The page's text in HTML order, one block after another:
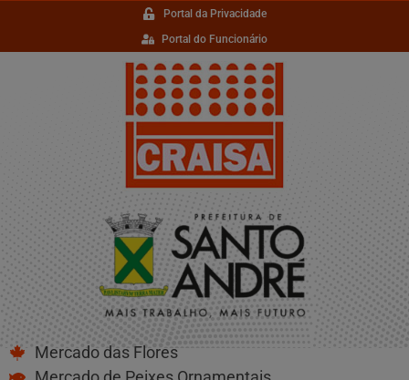
Portal da Privacidade
Portal do Funcionário
Mercado das Flores